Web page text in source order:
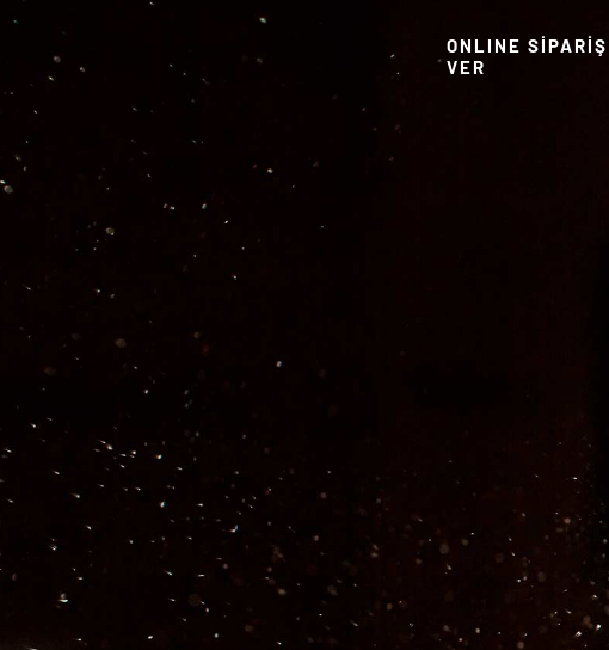
ONLINE SİPARİŞ
VER